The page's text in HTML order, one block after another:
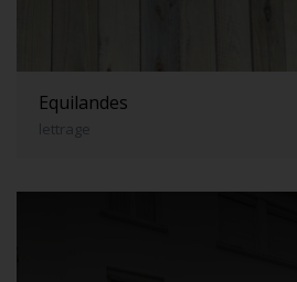
Equilandes
lettrage